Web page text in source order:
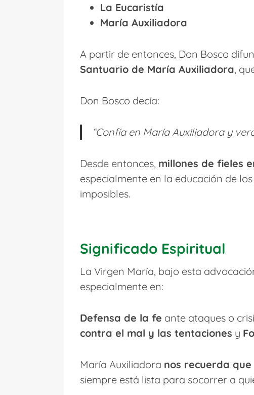
La Eucaristía
María Auxiliadora
A partir de entonces, Don Bosco
Santuario de María Auxiliadora,
Don Bosco decía:
“Confía en María Auxiliadora y
Desde entonces, millones de fieles
especialmente en la educación de
imposibles.
Significado Espiritual
La Virgen María, bajo esta
especialmente en:
Defensa de la fe ante ataques o
contra el mal y las tentaciones y
María Auxiliadora nos recuerda
siempre está lista para socorrer a